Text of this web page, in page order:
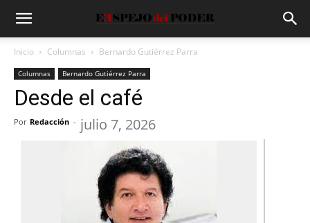
Inicio Columnas Bernardo Gutiérrez Parra
Columnas Bernardo Gutiérrez Parra
Desde el café
Por Redacción - julio 7, 2026